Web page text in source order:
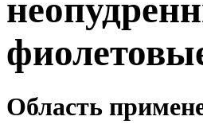
Область